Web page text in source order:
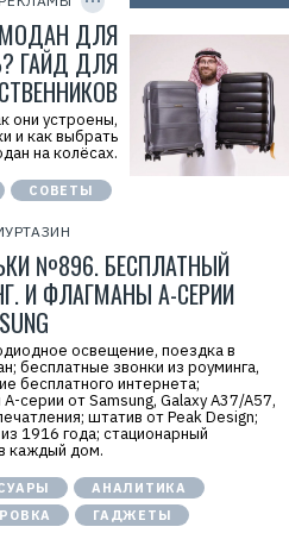
е
л
ь
:
И
П
А
Р
М
Ы
Ш
.
А
.
И
:
6
5
0
5
0
7
6
8
3
Y
I
D
ДЛЯ
ГАЙД ДЛЯ
они устроены,
и как выбрать
на колёсах.
СОВЕТЫ
№896. БЕСПЛАТНЫЙ
И ФЛАГМАНЫ А-СЕРИИ
освещение, поездка в
бесплатные звонки из роуминга,
бесплатного интернета;
серии от Samsung, Galaxy A37/A57,
штатив от Peak Design;
1916 года; стационарный
каждый дом.
АНАЛИТИКА
ГАДЖЕТЫ